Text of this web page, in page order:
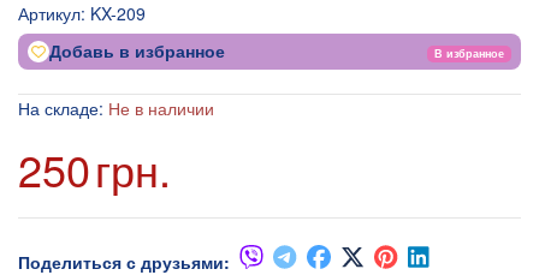
Артикул: KX-209
Добавь в избранное В избранное
На складе: Не в наличии
250грн.
Поделиться с друзьями: